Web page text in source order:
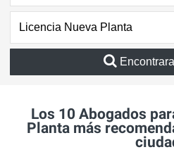
Los 10 Abogados
Planta más